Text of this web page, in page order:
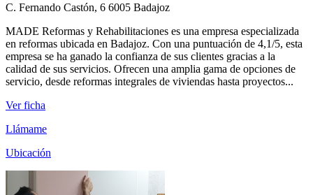
C. Fernando Castón, 6 6005 Badajoz
MADE Reformas y Rehabilitaciones es una empresa especializada
en reformas ubicada en Badajoz. Con una puntuación de 4,1/5, esta
empresa se ha ganado la confianza de sus clientes gracias a la
calidad de sus servicios. Ofrecen una amplia gama de opciones de
servicio, desde reformas integrales de viviendas hasta proyectos...
Ver ficha
Llámame
Ubicación